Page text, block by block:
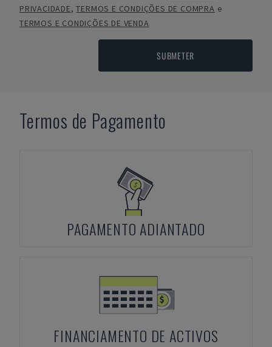
PRIVACIDADE,TERMOS E CONDIÇÕES DE COMPRA e
TERMOS E CONDIÇÕES DE VENDA
SUBMETER
Termos de Pagamento
PAGAMENTO ADIANTADO
FINANCIAMENTO DE ACTIVOS